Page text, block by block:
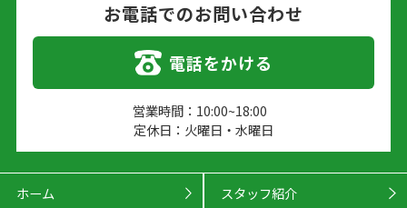
お電話でのお問い合わせ
電話をかける
営業時間：10:00~18:00
定休日：火曜日・水曜日
ホーム スタッフ紹介